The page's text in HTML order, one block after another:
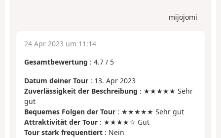
mijojomi
24 Apr 2023 um 11:14
Gesamtbewertung : 4.7 / 5
Datum deiner Tour : 13. Apr 2023
Zuverlässigkeit der Beschreibung : ★★★★★ Sehr
gut
Bequemes Folgen der Tour : ★★★★★ Sehr gut
Attraktivität der Tour : ★★★★☆ Gut
Tour stark frequentiert : Nein